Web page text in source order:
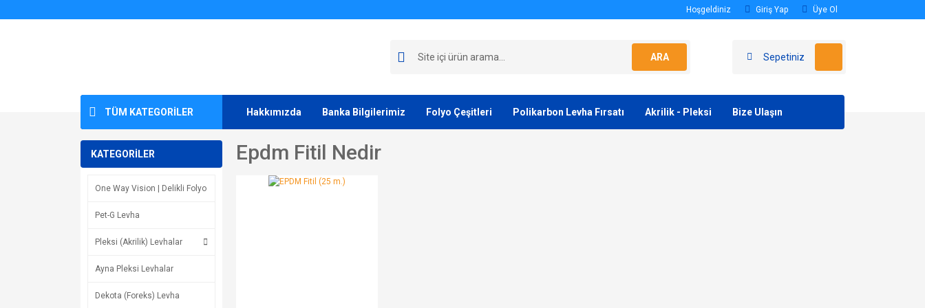
Hoşgeldiniz Giriş Yap Üye Ol
ARA Sepetiniz
TÜM KATEGORİLER Hakkımızda Banka Bilgilerimiz Folyo Çeşitleri Polikarbon Levha Fırsatı Akrilik - Pleksi Bize Ulaşın
KATEGORİLER
One Way Vision | Delikli Folyo
Pet-G Levha
Pleksi (Akrilik) Levhalar
Ayna Pleksi Levhalar
Dekota (Foreks) Levha
Epdm Fitil Nedir